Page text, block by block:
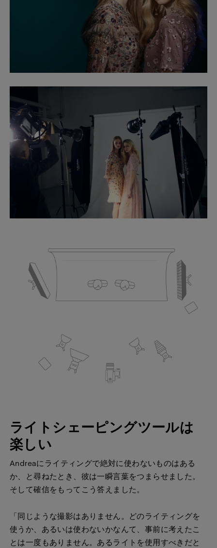
ライトシェーピングツールは
楽しい
Andreaにライティングで絶対に使わないものはある
か、と尋ねたとき、彼は一瞬言葉をつまらせました。
そして確信をもってこう答えました。
「同じような撮影はありません。どのライティングを
使うか、あるいは使わないかなんて、事前に考えたこ
とは一度もありません。あるライトを使用すべきだと